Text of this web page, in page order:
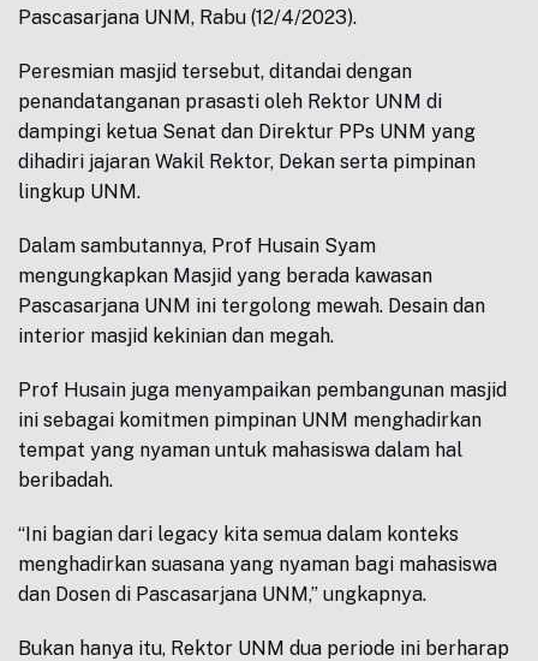
Pascasarjana UNM, Rabu (12/4/2023).
Peresmian masjid tersebut, ditandai dengan
penandatanganan prasasti oleh Rektor UNM di
dampingi ketua Senat dan Direktur PPs UNM yang
dihadiri jajaran Wakil Rektor, Dekan serta pimpinan
lingkup UNM.
Dalam sambutannya, Prof Husain Syam
mengungkapkan Masjid yang berada kawasan
Pascasarjana UNM ini tergolong mewah. Desain dan
interior masjid kekinian dan megah.
Prof Husain juga menyampaikan pembangunan masjid
ini sebagai komitmen pimpinan UNM menghadirkan
tempat yang nyaman untuk mahasiswa dalam hal
beribadah.
“Ini bagian dari legacy kita semua dalam konteks
menghadirkan suasana yang nyaman bagi mahasiswa
dan Dosen di Pascasarjana UNM,” ungkapnya.
Bukan hanya itu, Rektor UNM dua periode ini berharap